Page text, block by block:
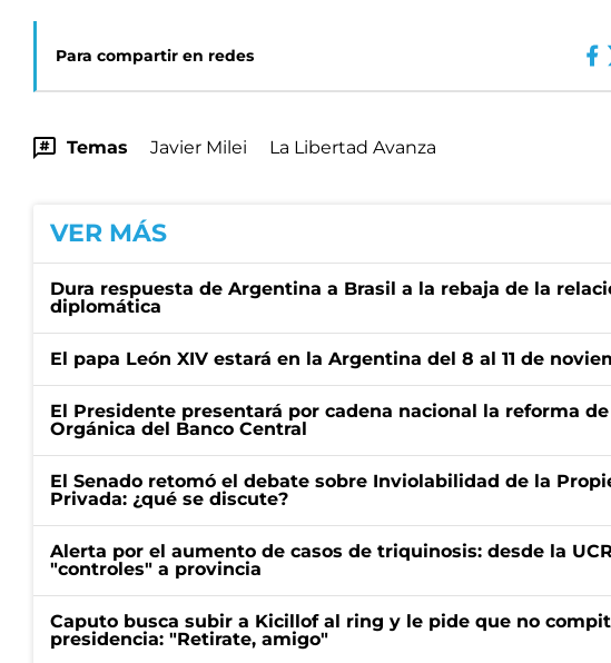
Para compartir en redes
Temas Javier Milei La Libertad Avanza
VER MÁS
Dura respuesta de Argentina a Brasil a la rebaja de la
diplomática
El papa León XIV estará en la Argentina del 8 al 11 de
El Presidente presentará por cadena nacional la reforma
Orgánica del Banco Central
El Senado retomó el debate sobre Inviolabilidad de la
Privada: ¿qué se discute?
Alerta por el aumento de casos de triquinosis: desde la
"controles" a provincia
Caputo busca subir a Kicillof al ring y le pide que no
presidencia: "Retirate, amigo"